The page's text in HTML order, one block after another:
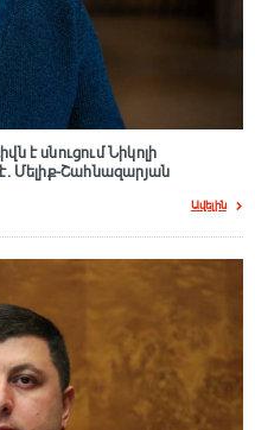
է սնուցում Նիկոլի
է. Մելիք-Շահնազարյան
Ավելին